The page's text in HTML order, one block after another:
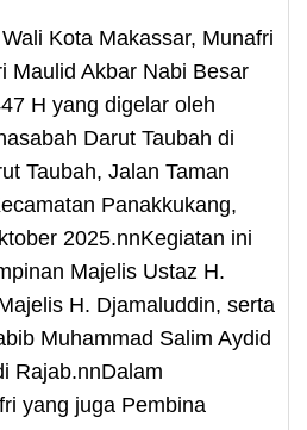
Kota Makassar, Munafri
Maulid Akbar Nabi Besar
H yang digelar oleh
Darut Taubah di
Taubah, Jalan Taman
Panakkukang,
2025.nnKegiatan ini
Majelis Ustaz H.
H. Djamaluddin, serta
Muhammad Salim Aydid
Rajab.nnDalam
yang juga Pembina